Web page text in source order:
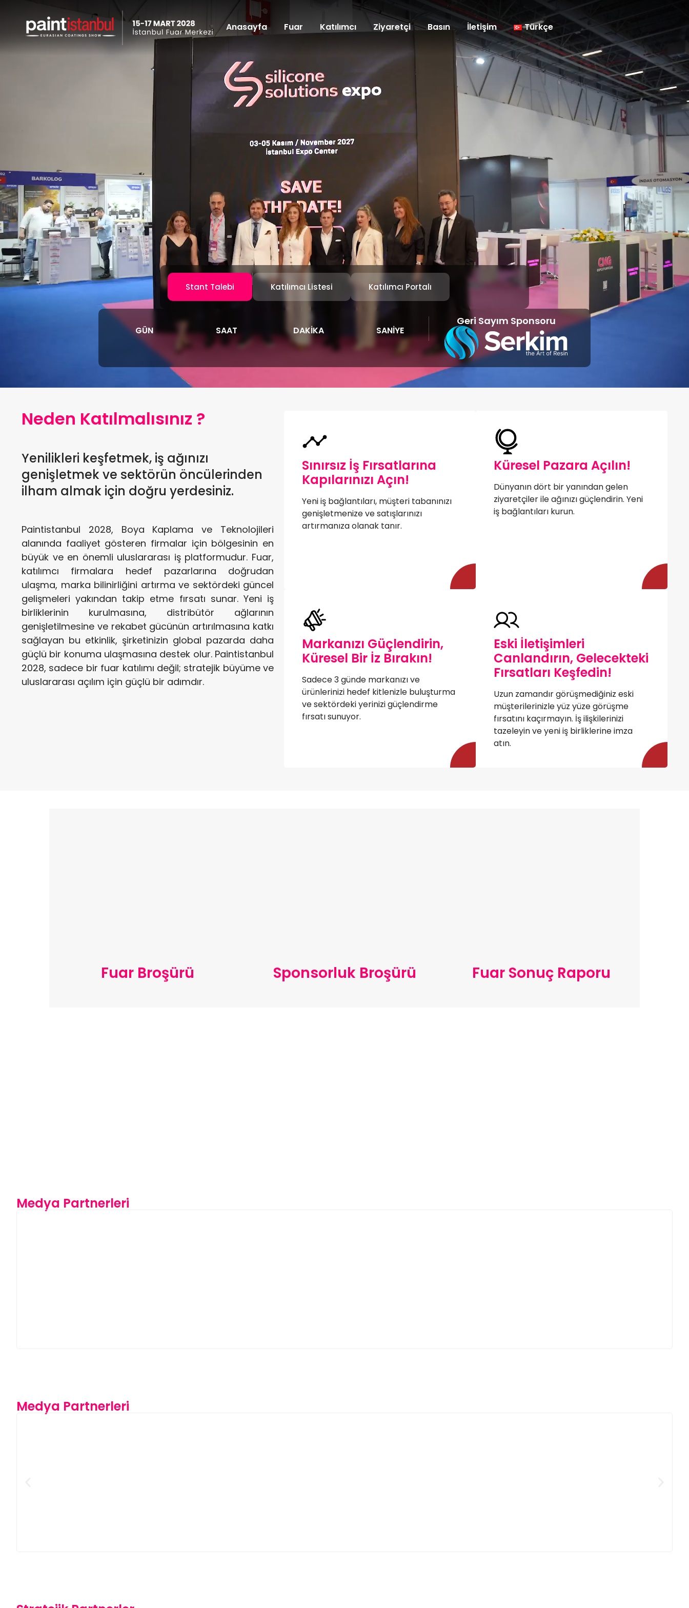
Anasayfa Fuar Katılımcı Ziyaretçi Basın İletişim Türkçe
Stant Talebi Katılımcı Listesi Katılımcı Portalı
GÜN SAAT DAKIKA SANIYE
Geri Sayım Sponsoru
Neden Katılmalısınız ?
Yenilikleri keşfetmek, iş ağınızı
genişletmek ve sektörün öncülerinden
ilham almak için doğru yerdesiniz.
Paintistanbul 2028, Boya Kaplama ve Teknolojileri
alanında faaliyet gösteren firmalar için bölgesinin en
büyük ve en önemli uluslararası iş platformudur. Fuar,
katılımcı firmalara hedef pazarlarına doğrudan
ulaşma, marka bilinirliğini artırma ve sektördeki güncel
gelişmeleri yakından takip etme fırsatı sunar. Yeni iş
birliklerinin kurulmasına, distribütör ağlarının
genişletilmesine ve rekabet gücünün artırılmasına katkı
sağlayan bu etkinlik, şirketinizin global pazarda daha
güçlü bir konuma ulaşmasına destek olur. Paintistanbul
2028, sadece bir fuar katılımı değil; stratejik büyüme ve
uluslararası açılım için güçlü bir adımdır.
Sınırsız İş Fırsatlarına
Kapılarınızı Açın!
Yeni iş bağlantıları, müşteri tabanınızı
genişletmenize ve satışlarınızı
artırmanıza olanak tanır.
Küresel Pazara Açılın!
Dünyanın dört bir yanından gelen
ziyaretçiler ile ağınızı güçlendirin. Yeni
iş bağlantıları kurun.
Markanızı Güçlendirin,
Küresel Bir İz Bırakın!
Sadece 3 günde markanızı ve
ürünlerinizi hedef kitlenizle buluşturma
ve sektördeki yerinizi güçlendirme
fırsatı sunuyor.
Eski İletişimleri
Canlandırın, Gelecekteki
Fırsatları Keşfedin!
Uzun zamandır görüşmediğiniz eski
müşterilerinizle yüz yüze görüşme
fırsatını kaçırmayın. İş ilişkilerinizi
tazeleyin ve yeni iş birliklerine imza
atın.
Fuar Broşürü Sponsorluk Broşürü Fuar Sonuç Raporu
Medya Partnerleri
Medya Partnerleri